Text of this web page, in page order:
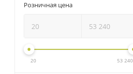
Розничная цена
20 53 240